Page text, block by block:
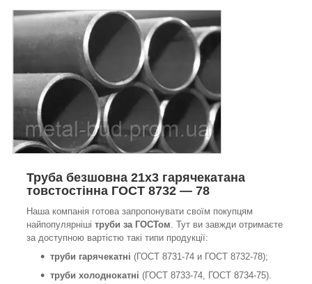
Труба безшовна 21х3 гарячекатана
товстостінна ГОСТ 8732 — 78
Наша компанія готова запропонувати своїм покупцям
найпопулярніші труби за ГОСТом. Тут ви завжди отримаєте
за доступною вартістю такі типи продукції:
труби гарячекатні (ГОСТ 8731-74 и ГОСТ 8732-78);
труби холоднокатні (ГОСТ 8733-74, ГОСТ 8734-75).